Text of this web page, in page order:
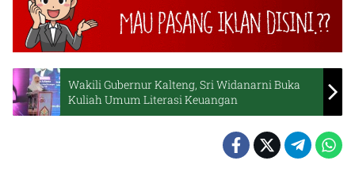
Wakili Gubernur Kalteng, Sri Widanarni Buka
Kuliah Umum Literasi Keuangan